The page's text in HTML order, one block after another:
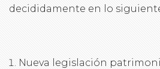
decididamente en lo
Nueva legislación